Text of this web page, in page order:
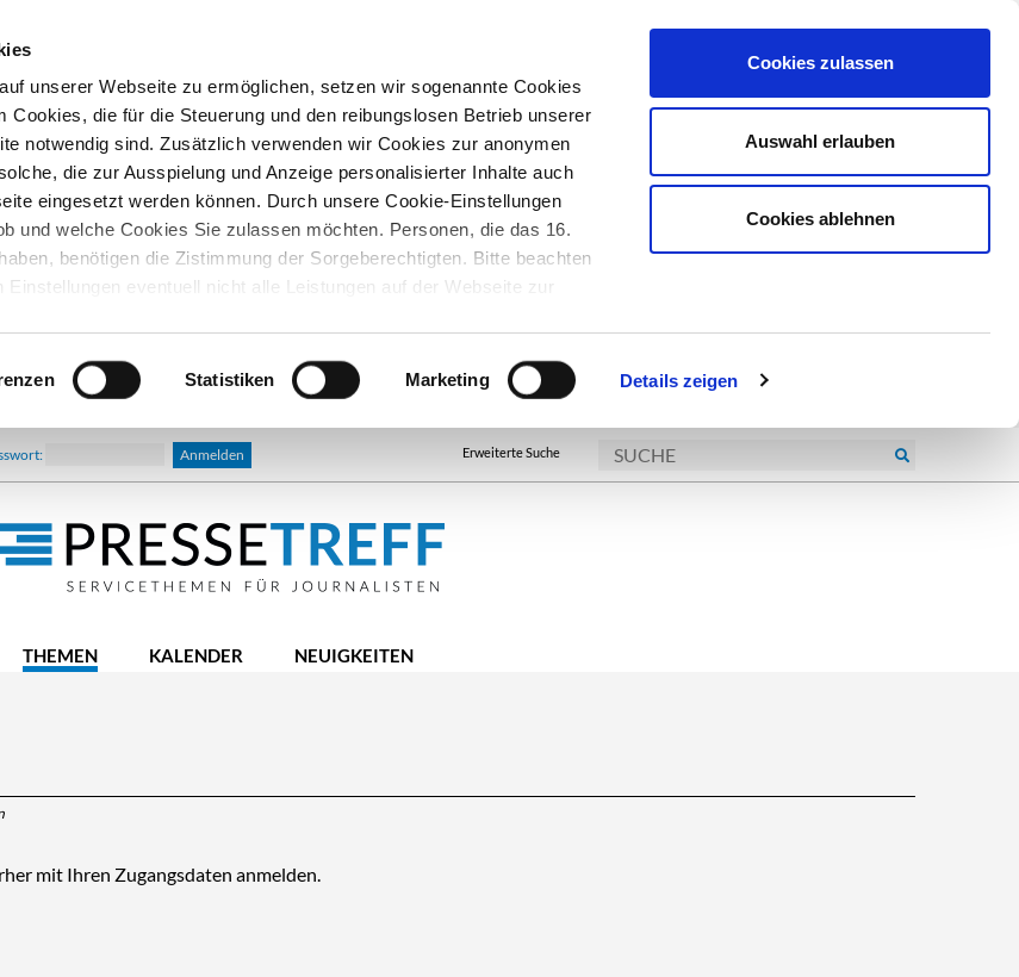
unserer Webseite zu ermöglichen, setzen wir sogenannte Cookies
Cookies, die für die Steuerung und den reibungslosen Betrieb unserer
notwendig sind. Zusätzlich verwenden wir Cookies zur anonymen
die zur Ausspielung und Anzeige personalisierter Inhalte auch
eingesetzt werden können. Durch unsere Cookie-Einstellungen
und welche Cookies Sie zulassen möchten. Personen, die das 16.
benötigen die Zistimmung der Sorgeberechtigten. Bitte beachten
Einstellungen eventuell nicht alle Leistungen auf der Webseite zur
Statistiken Marketing Details zeigen
Cookies zulassen
Auswahl erlauben
Cookies ablehnen
Erweiterte Suche
THEMEN KALENDER NEUIGKEITEN
mit Ihren Zugangsdaten anmelden.